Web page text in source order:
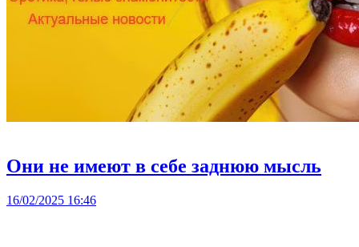
Они не имеют в себе заднюю мысль
16/02/2025 16:46